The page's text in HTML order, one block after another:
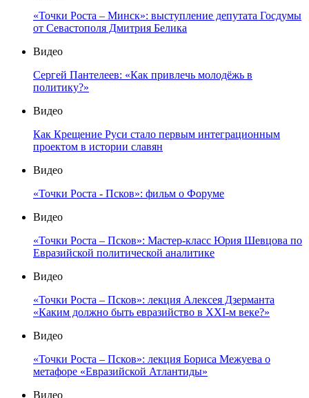
«Точки Роста – Минск»: выступление депутата Госдумы
от Севастополя Дмитрия Белика
Видео
Сергей Пантелеев: «Как привлечь молодёжь в
политику?»
Видео
Как Крещение Руси стало первым интеграционным
проектом в истории славян
Видео
«Точки Роста - Псков»: фильм о Форуме
Видео
«Точки Роста – Псков»: Мастер-класс Юрия Шевцова по
Евразийской политической аналитике
Видео
«Точки Роста – Псков»: лекция Алексея Дзерманта
«Каким должно быть евразийство в XXI-м веке?»
Видео
«Точки Роста – Псков»: лекция Бориса Межуева о
метафоре «Евразийской Атлантиды»
Видео